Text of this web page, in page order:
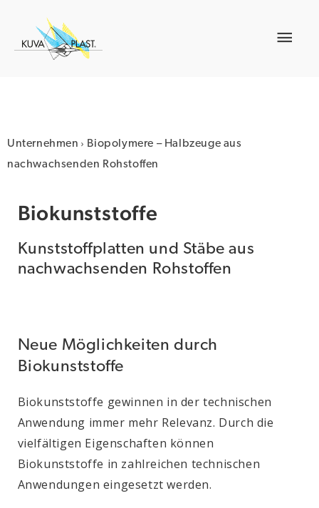
springen
Unternehmen › Biopolymere – Halbzeuge aus
nachwachsenden Rohstoffen
Biokunststoffe
Kunststoffplatten und Stäbe aus
nachwachsenden Rohstoffen
Neue Möglichkeiten durch
Biokunststoffe
Biokunststoffe gewinnen in der technischen
Anwendung immer mehr Relevanz. Durch die
vielfältigen Eigenschaften können
Biokunststoffe in zahlreichen technischen
Anwendungen eingesetzt werden.